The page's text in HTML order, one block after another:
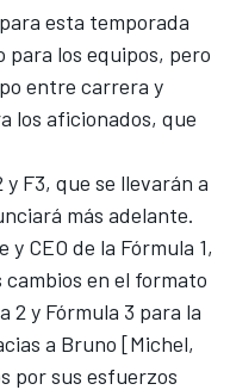
esta temporada
los equipos, pero
entre carrera y
los aficionados, que
F3, que se llevarán a
más adelante.
y CEO de la Fórmula 1,
en el formato
2 y Fórmula 3 para la
a Bruno [Michel,
por sus esfuerzos